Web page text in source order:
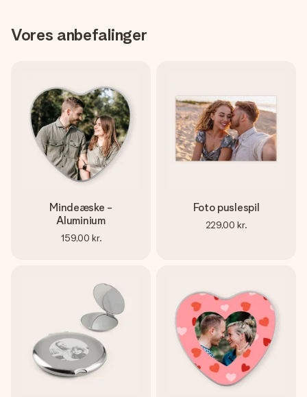
Vores anbefalinger
Mindeæske -
Aluminium
159,00 kr.
Foto puslespil
229,00 kr.